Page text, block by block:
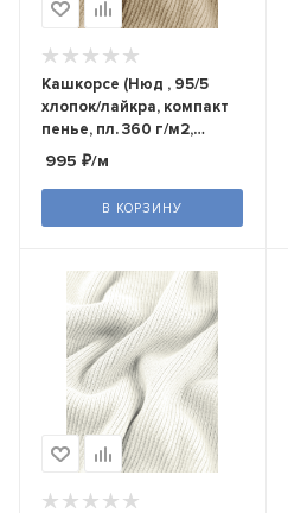
Кашкорсе (Нюд , 95/5
хлопок/лайкра, компакт
пенье, пл. 360 г/м2,
шир.120 см)
995 ₽/м
В КОРЗИНУ